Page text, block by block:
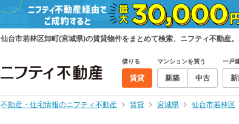
仙台市若林区卸町(宮城県)の賃貸物件をまとめて検索、ニフティ不動産
借りる
賃貸
マンションを買う
新築 中古
一戸
新
不動産・住宅情報のニフティ不動産 賃貸 宮城県 仙台市若林区